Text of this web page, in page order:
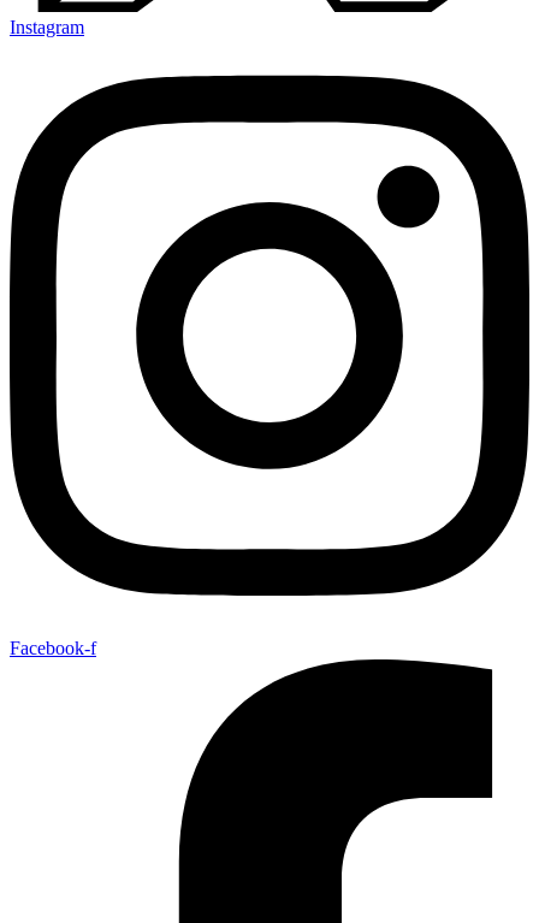
Instagram
Facebook-f